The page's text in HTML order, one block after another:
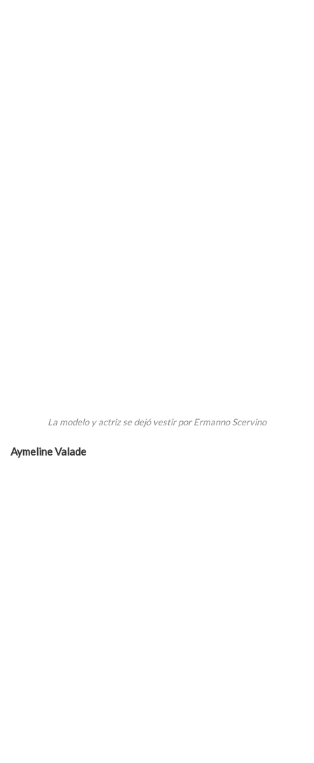
La modelo y actriz se dejó vestir por Ermanno Scervino
Aymeline Valade